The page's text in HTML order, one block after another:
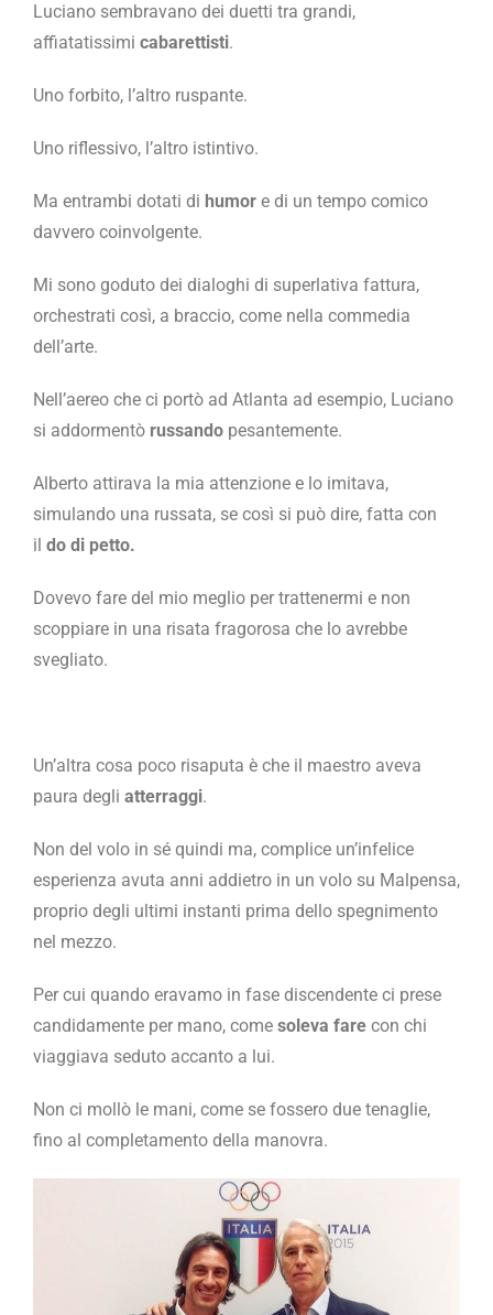
Luciano sembravano dei duetti tra grandi,
affiatatissimi cabarettisti.
Uno forbito, l’altro ruspante.
Uno riflessivo, l’altro istintivo.
Ma entrambi dotati di humor e di un tempo comico
davvero coinvolgente.
Mi sono goduto dei dialoghi di superlativa fattura,
orchestrati così, a braccio, come nella commedia
dell’arte.
Nell’aereo che ci portò ad Atlanta ad esempio, Luciano
si addormentò russando pesantemente.
Alberto attirava la mia attenzione e lo imitava,
simulando una russata, se così si può dire, fatta con
il do di petto.
Dovevo fare del mio meglio per trattenermi e non
scoppiare in una risata fragorosa che lo avrebbe
svegliato.
Un’altra cosa poco risaputa è che il maestro aveva
paura degli atterraggi.
Non del volo in sé quindi ma, complice un’infelice
esperienza avuta anni addietro in un volo su Malpensa,
proprio degli ultimi instanti prima dello spegnimento
nel mezzo.
Per cui quando eravamo in fase discendente ci prese
candidamente per mano, come soleva fare con chi
viaggiava seduto accanto a lui.
Non ci mollò le mani, come se fossero due tenaglie,
fino al completamento della manovra.